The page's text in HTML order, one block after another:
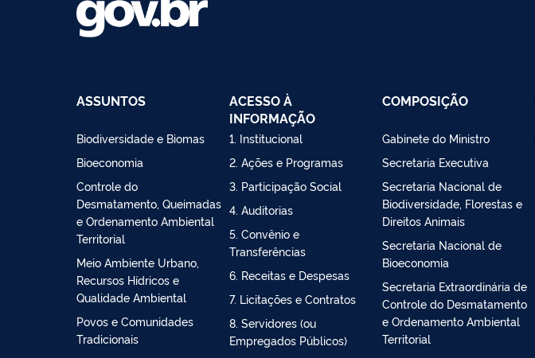
ASSUNTOS
Biodiversidade e Biomas
Bioeconomia
Controle do
e Ordenamento Ambiental
Territorial
Recursos Hídricos e
Qualidade Ambiental
ACESSO À
INFORMAÇÃO
1. Institucional
2. Ações e Programas
3. Participação Social
4. Auditorias
5. Convênio e
Transferências
6. Receitas e Despesas
7. Licitações e Contratos
COMPOSIÇÃO
Gabinete do Ministro
Secretaria Executiva
Biodiversidade, Florestas e
Direitos Animais
Secretaria Nacional de
Bioeconomia
Secretaria Extraordinária de